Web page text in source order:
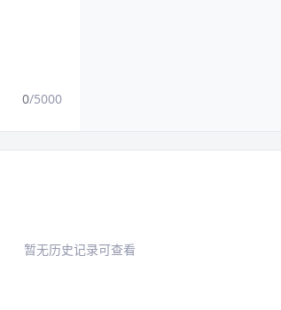
0/5000
暂无历史记录可查看